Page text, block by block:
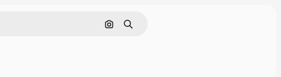
Cerca per immagine
Ricerca